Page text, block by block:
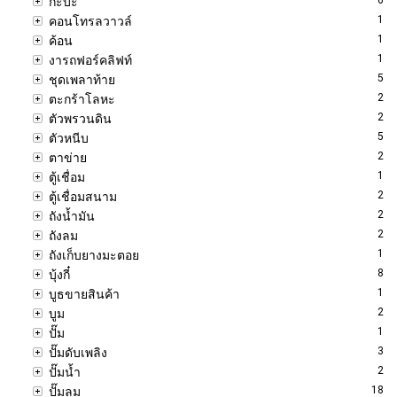
คอนโทรลวาวล์ 1
ค้อน 1
งารถฟอร์คลิฟท์ 1
ชุดเพลาท้าย 5
ตะกร้าโลหะ 2
ตัวพรวนดิน 2
ตัวหนีบ 5
ตาข่าย 2
ตู้เชื่อม 1
ตู้เชื่อมสนาม 2
ถังน้ำมัน 2
ถังลม 2
ถังเก็บยางมะตอย 1
บุ้งกี๋ 8
บูธขายสินค้า 1
บูม 2
ปั๊ม 1
ปั๊มดับเพลิง 3
ปั๊มน้ำ 2
ปั๊มลม 18